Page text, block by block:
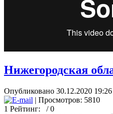
Нижегородская
Опубликовано 30.12.2020 19:26
| Просмотров: 5810
1 Рейтинг:
/ 0